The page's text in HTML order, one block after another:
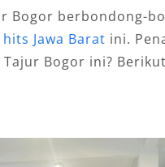
Bogor berbondong-
Jawa Barat ini.
Bogor ini?